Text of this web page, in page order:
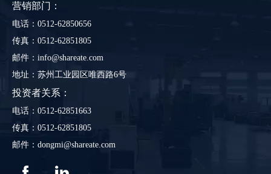
营销部门：
电话：0512-62850656
传真：0512-62851805
邮件：info@shareate.com
地址：苏州工业园区唯西路6号
投资者关系：
电话：0512-62851663
传真：0512-62851805
邮件：dongmi@shareate.com